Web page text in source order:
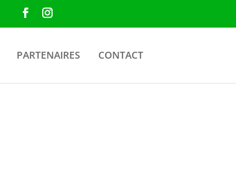
PARTENAIRES CONTACT